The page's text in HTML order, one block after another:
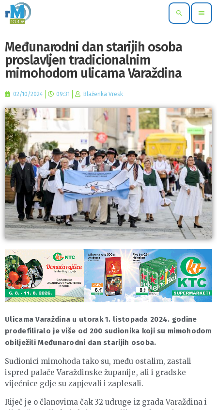
search menu
Međunarodni dan starijih osoba
proslavljen tradicionalnim
mimohodom ulicama Varaždina
02/10/2024 09:31 Blaženka Vresk
Ulicama Varaždina u utorak 1. listopada 2024. godine
prodefiliralo je više od 200 sudionika koji su mimohodom
obilježili Međunarodni dan starijih osoba.
Sudionici mimohoda tako su, među ostalim, zastali
ispred palače Varaždinske županije, ali i gradske
vijećnice gdje su zapjevali i zaplesali.
Riječ je o članovima čak 32 udruge iz grada Varaždina i